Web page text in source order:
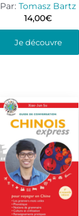
Par: Tomasz Bartz
14,00€
Je découvre